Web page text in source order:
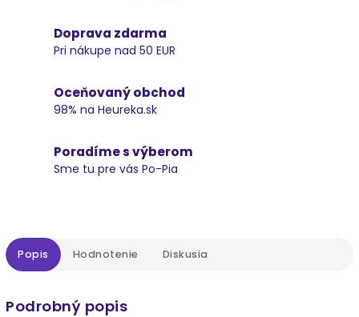
Doprava zdarma
Pri nákupe nad 50 EUR
Oceňovaný obchod
98% na Heureka.sk
Poradíme s výberom
Sme tu pre vás Po-Pia
Popis Hodnotenie Diskusia
Podrobný popis